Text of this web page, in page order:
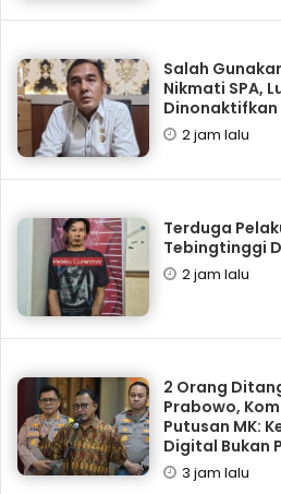
Salah
Nikmati SPA,
Dinonaktifkan
2 jam lalu
Terduga
Tebingtinggi
2 jam lalu
2 Orang
Prabowo,
Putusan MK:
Digital Bukan
3 jam lalu